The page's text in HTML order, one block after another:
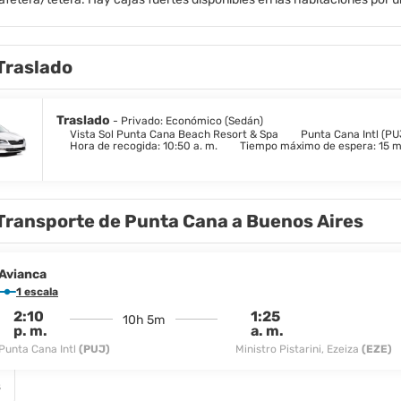
del golf apreciarán el campo a solo cinco minutos en coche.
un spa, un gimnasio, deportes acuáticos no motorizados y una
a la carta. Desde cócteles junto a la playa hasta experiencias
Traslado - Privado: Económico (Sedán)
Vista Sol Punta Cana Beach Resort & Spa
Punta Cana Intl
Hora de recogida: 10:50 a. m.
Tiempo máximo de espera: 15
de Punta Cana a Buenos Aires
1 escala
2:10
p. m.
Punta Cana Intl (PUJ)
10h 5m
1:25
a. m.
Ministro Pistarini, Ezeiza (EZE)